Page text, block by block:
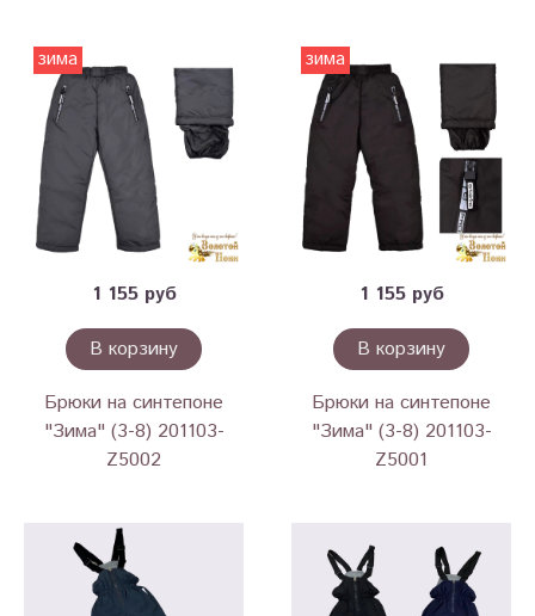
зима
1 155 руб
В корзину
Брюки на синтепоне
"Зима" (3-8) 201103-
Z5002
зима
1 155 руб
В корзину
Брюки на синтепоне
"Зима" (3-8) 201103-
Z5001